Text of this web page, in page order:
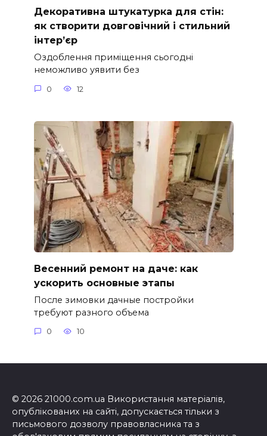
Декоративна штукатурка для стін:
як створити довговічний і стильний
інтер’єр
Оздоблення приміщення сьогодні
неможливо уявити без
0 12
Весенний ремонт на даче: как
ускорить основные этапы
После зимовки дачные постройки
требуют разного объема
0 10
© 2026 21000.com.ua Використання матеріалів,
опублікованих на сайті, допускається тільки з
письмового дозволу правовласника та з